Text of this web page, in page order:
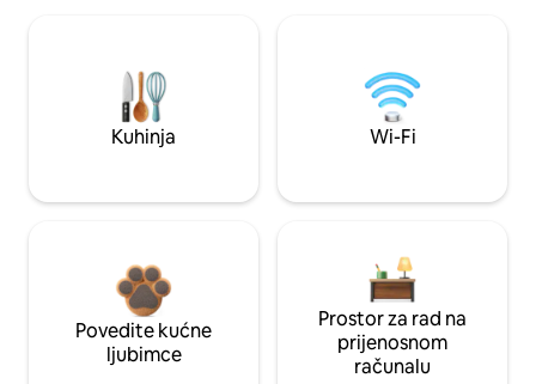
Kuhinja Wi-Fi
Povedite kućne
ljubimce
Prostor za rad na
prijenosnom
računalu